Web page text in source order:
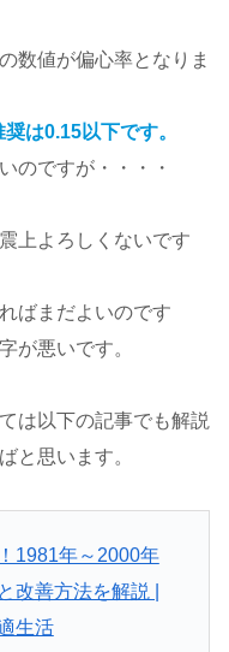
値が偏心率となりま
奨は0.15以下です。
のですが・・・・
震上よろしくないです
ばまだよいのです
が悪いです。
は以下の記事でも解説
と思います。
1981年～2000年
改善方法を解説 |
生活